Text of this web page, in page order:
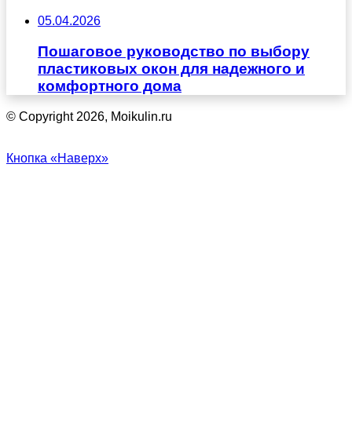
05.04.2026
Пошаговое руководство по выбору
пластиковых окон для надежного и
комфортного дома
© Copyright 2026, Moikulin.ru
Кнопка «Наверх»